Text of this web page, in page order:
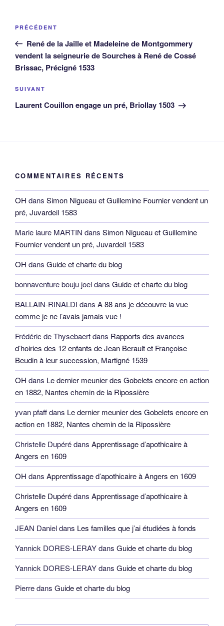
Navigation
l’article
Article
précédent
PRÉCÉDENT
René de la Jaille et Madeleine de Montgommery
vendent la seigneurie de Sourches à René de Cossé
Brissac, Précigné 1533
Article
suivant
SUIVANT
Laurent Couillon engage un pré, Briollay 1503
COMMENTAIRES RÉCENTS
OH dans Simon Nigueau et Guillemine Fournier vendent un
pré, Juvardeil 1583
Marie laure MARTIN dans Simon Nigueau et Guillemine
Fournier vendent un pré, Juvardeil 1583
OH dans Guide et charte du blog
bonnaventure bouju joeldans Guide et charte du blog
BALLAIN-RINALDI dans A 88 ans je découvre la vue
comme je ne l’avais jamais vue !
Frédéric de Thysebaertdans Rapports des avances
d’hoiries des 12 enfants de Jean Berault et Françoise
Beudin à leur succession, Martigné 1539
OH dans Le dernier meunier des Gobelets encore en action
en 1882, Nantes chemin de la Ripossière
yvan pfaffdans Le dernier meunier des Gobelets encore en
action en 1882, Nantes chemin de la Ripossière
Christelle Dupérédans Apprentissage d’apothicaire à
Angers en 1609
OH dans Apprentissage d’apothicaire à Angers en 1609
Christelle Dupérédans Apprentissage d’apothicaire à
Angers en 1609
JEAN Danieldans Les familles que j’ai étudiées à fonds
Yannick DORES-LERAYdans Guide et charte du blog
Yannick DORES-LERAYdans Guide et charte du blog
Pierredans Guide et charte du blog